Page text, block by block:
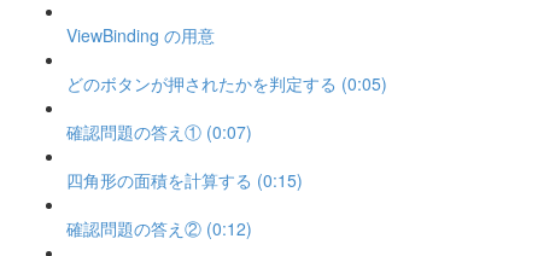
ViewBinding の用意
どのボタンが押されたかを判定する (0:05)
確認問題の答え① (0:07)
四角形の面積を計算する (0:15)
確認問題の答え② (0:12)